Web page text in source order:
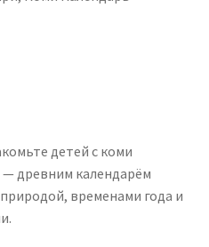
детей с коми
древним календарём
временами года и